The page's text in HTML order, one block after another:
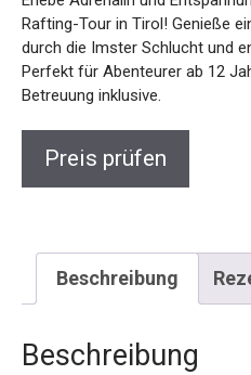
Schweizer Rafting-Tour in Tirol!
Rafting-Tour durch die Imster
abends im Hotel. Perfekt für
Professionelle Betreuung
Preis prüfen
Beschreibung
Beschreibung